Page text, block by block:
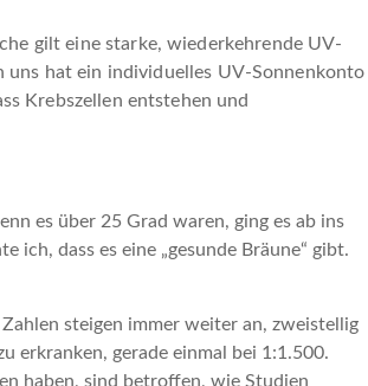
gilt eine starke, wiederkehrende UV-
uns hat ein individuelles UV-Sonnenkonto
Krebszellen entstehen und
es über 25 Grad waren, ging es ab ins
dass es eine „gesunde Bräune“ gibt.
steigen immer weiter an, zweistellig
erkranken, gerade einmal bei 1:1.500.
haben, sind betroffen, wie Studien